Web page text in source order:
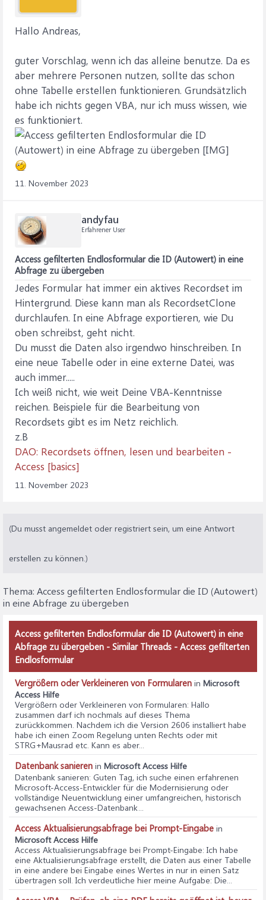
Hallo Andreas,
guter Vorschlag, wenn ich das alleine benutze. Da es
aber mehrere Personen nutzen, sollte das schon
ohne Tabelle erstellen funktionieren. Grundsätzlich
habe ich nichts gegen VBA, nur ich muss wissen, wie
es funktioniert.
11. November 2023
andyfau
Erfahrener User
Access gefilterten Endlosformular die ID (Autowert) in eine
Abfrage zu übergeben
Jedes Formular hat immer ein aktives Recordset im
Hintergrund. Diese kann man als RecordsetClone
durchlaufen. In eine Abfrage exportieren, wie Du
oben schreibst, geht nicht.
Du musst die Daten also irgendwo hinschreiben. In
eine neue Tabelle oder in eine externe Datei, was
auch immer.....
Ich weiß nicht, wie weit Deine VBA-Kenntnisse
reichen. Beispiele für die Bearbeitung von
Recordsets gibt es im Netz reichlich.
z.B
DAO: Recordsets öffnen, lesen und bearbeiten -
Access [basics]
11. November 2023
(Du musst angemeldet oder registriert sein, um eine Antwort
erstellen zu können.)
Thema: Access gefilterten Endlosformular die ID (Autowert)
in eine Abfrage zu übergeben
Access gefilterten Endlosformular die ID (Autowert) in eine
Abfrage zu übergeben - Similar Threads - Access gefilterten
Endlosformular
Vergrößern oder Verkleineren von Formularen in Microsoft
Access Hilfe
Vergrößern oder Verkleineren von Formularen: Hallo
zusammen darf ich nochmals auf dieses Thema
zurückkommen. Nachdem ich die Version 2606 installiert habe
habe ich einen Zoom Regelung unten Rechts oder mit
STRG+Mausrad etc. Kann es aber...
Datenbank sanieren in Microsoft Access Hilfe
Datenbank sanieren: Guten Tag, ich suche einen erfahrenen
Microsoft‑Access‑Entwickler für die Modernisierung oder
vollständige Neuentwicklung einer umfangreichen, historisch
gewachsenen Access‑Datenbank...
Access Aktualisierungsabfrage bei Prompt-Eingabe in
Microsoft Access Hilfe
Access Aktualisierungsabfrage bei Prompt-Eingabe: Ich habe
eine Aktualisierungsabfrage erstellt, die Daten aus einer Tabelle
in eine andere bei Eingabe eines Wertes in nur in einen Satz
übertragen soll. Ich verdeutliche hier meine Aufgabe: Die...